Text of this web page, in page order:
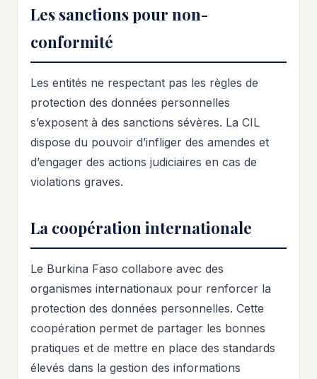
Les sanctions pour non-
conformité
Les entités ne respectant pas les règles de
protection des données personnelles
s’exposent à des sanctions sévères. La CIL
dispose du pouvoir d’infliger des amendes et
d’engager des actions judiciaires en cas de
violations graves.
La coopération internationale
Le Burkina Faso collabore avec des
organismes internationaux pour renforcer la
protection des données personnelles. Cette
coopération permet de partager les bonnes
pratiques et de mettre en place des standards
élevés dans la gestion des informations